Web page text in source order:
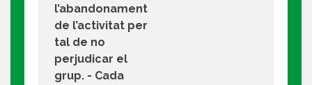
l’abandonament
de l’activitat per
tal de no
perjudicar el
grup. - Cada